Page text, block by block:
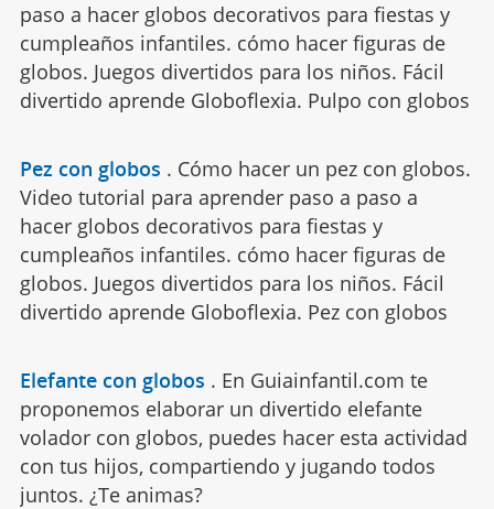
paso a hacer globos decorativos para fiestas y
cumpleaños infantiles. cómo hacer figuras de
globos. Juegos divertidos para los niños. Fácil
divertido aprende Globoflexia. Pulpo con globos
Pez con globos . Cómo hacer un pez con globos.
Video tutorial para aprender paso a paso a
hacer globos decorativos para fiestas y
cumpleaños infantiles. cómo hacer figuras de
globos. Juegos divertidos para los niños. Fácil
divertido aprende Globoflexia. Pez con globos
Elefante con globos . En Guiainfantil.com te
proponemos elaborar un divertido elefante
volador con globos, puedes hacer esta actividad
con tus hijos, compartiendo y jugando todos
juntos. ¿Te animas?